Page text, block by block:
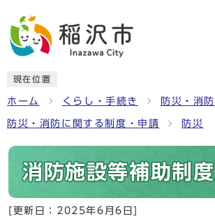
現在位置
ホーム くらし・手続き 防災・消防
防災・消防に関する制度・申請 防災
消防施設等補助制度
[更新日： 2025年6月6日